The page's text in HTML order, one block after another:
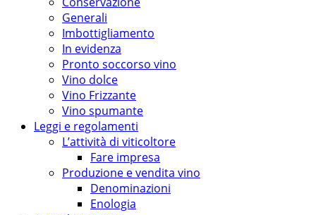
Generali
Imbottigliamento
In evidenza
Pronto soccorso vino
Vino dolce
Vino Frizzante
Vino spumante
Leggi e regolamenti
L’attività di viticoltore
Fare impresa
Produzione e vendita vino
Denominazioni
Enologia